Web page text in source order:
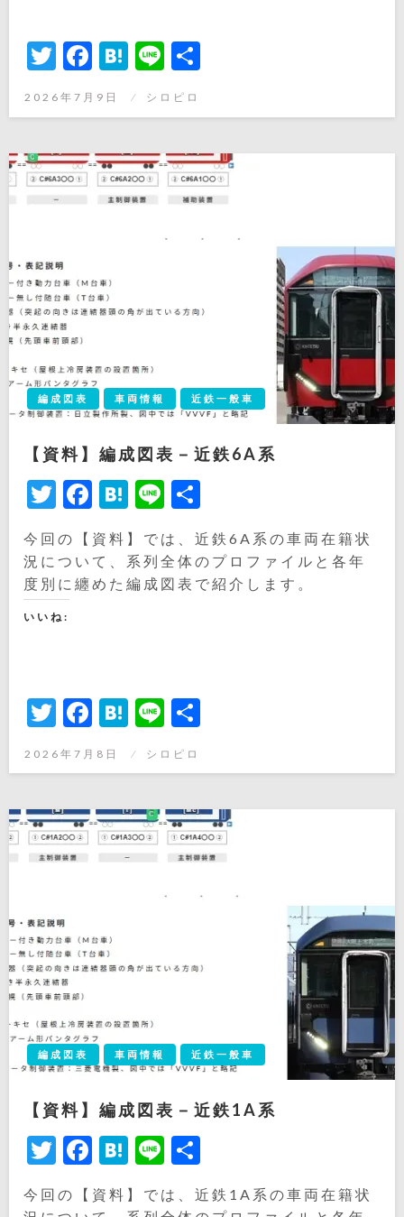
Twitter
Facebook
Hatena
Line
投
日:
2026年7月9日 シロピロ
編成図表 車両情報 近鉄一般車
【資料】編成図表－近鉄6A系
Twitter
Facebook
Hatena
Line
今回の【資料】では、近鉄6A系の車両在籍状
況について、系列全体のプロファイルと各年
度別に纏めた編成図表で紹介します。
いいね:
Twitter
Facebook
Hatena
Line
投
日:
2026年7月8日 シロピロ
編成図表 車両情報 近鉄一般車
【資料】編成図表－近鉄1A系
Twitter
Facebook
Hatena
Line
有
今回の【資料】では、近鉄1A系の車両在籍状